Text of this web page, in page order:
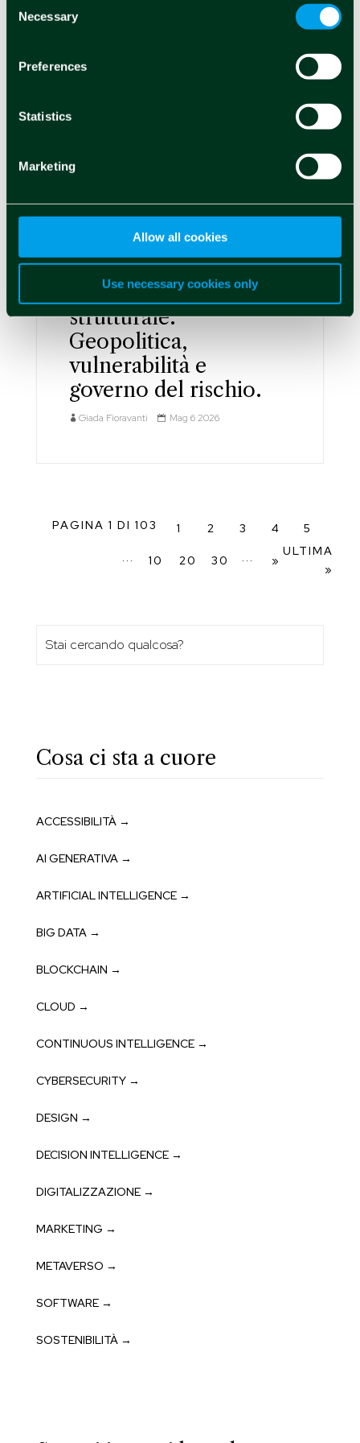
Selection
Necessary
Preferences
Statistics
Marketing
Allow all cookies
Use necessary cookies only
RiskBridge
Il risk management ai
tempi della resilienza
strutturale.
Geopolitica,
vulnerabilità e
governo del rischio.
Giada Fioravanti Mag 6 2026
PAGINA 1 DI 103 1 2 3 4 5
... 10 20 30 ... »
ULTIMA
»
Cosa ci sta a cuore
ACCESSIBILITÀ →
AI GENERATIVA →
ARTIFICIAL INTELLIGENCE →
BIG DATA →
BLOCKCHAIN →
CLOUD →
CONTINUOUS INTELLIGENCE →
CYBERSECURITY →
DESIGN →
DECISION INTELLIGENCE →
DIGITALIZZAZIONE →
MARKETING →
METAVERSO →
SOFTWARE →
SOSTENIBILITÀ →